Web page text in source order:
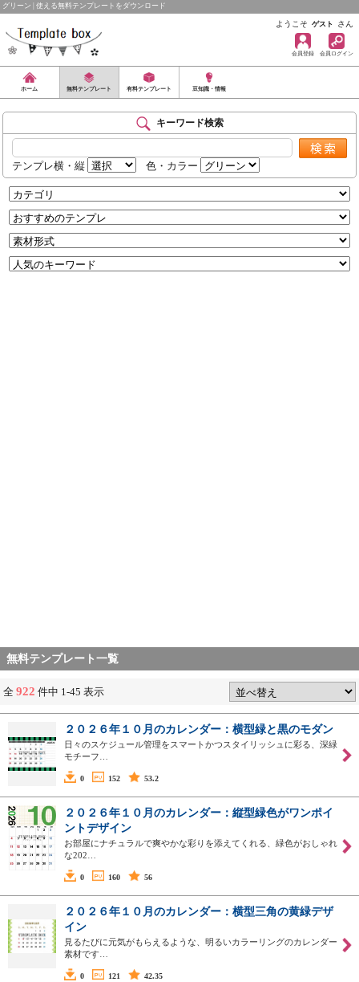
グリーン | 使える無料テンプレートをダウンロード
ようこそ ゲスト さん
会員登録 会員ログイン
ホーム 無料テンプレート 有料テンプレート 豆知識・情報
キーワード検索
テンプレ横・縦 色・カラー
無料テンプレート一覧
全 922 件中 1-45 表示
２０２６年１０月のカレンダー：横型緑と黒のモダン
日々のスケジュール管理をスマートかつスタイリッシュに彩る、深緑
モチーフ…
0 152 53.2
２０２６年１０月のカレンダー：縦型緑色がワンポイ
ントデザイン
お部屋にナチュラルで爽やかな彩りを添えてくれる、緑色がおしゃれ
な202…
0 160 56
２０２６年１０月のカレンダー：横型三角の黄緑デザ
イン
見るたびに元気がもらえるような、明るいカラーリングのカレンダー
素材です…
0 121 42.35